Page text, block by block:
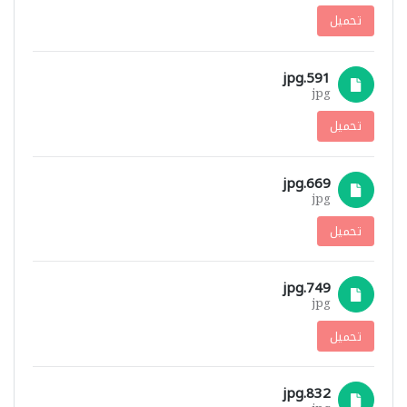
تحميل
591.jpg
jpg
تحميل
669.jpg
jpg
تحميل
749.jpg
jpg
تحميل
832.jpg